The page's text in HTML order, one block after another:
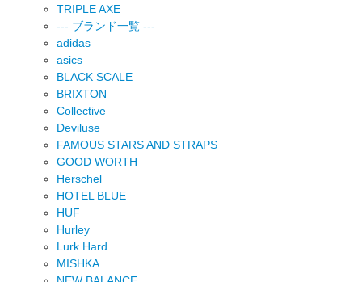
TRIPLE AXE
--- ブランド一覧 ---
adidas
asics
BLACK SCALE
BRIXTON
Collective
Deviluse
FAMOUS STARS AND STRAPS
GOOD WORTH
Herschel
HOTEL BLUE
HUF
Hurley
Lurk Hard
MISHKA